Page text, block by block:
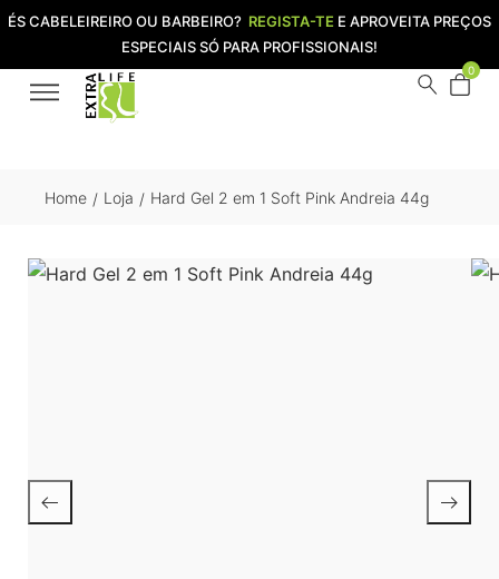
ÉS CABELEIREIRO OU BARBEIRO? REGISTA-TE E APROVEITA PREÇOS
ESPECIAIS SÓ PARA PROFISSIONAIS!
0
Home / Loja / Hard Gel 2 em 1 Soft Pink Andreia 44g